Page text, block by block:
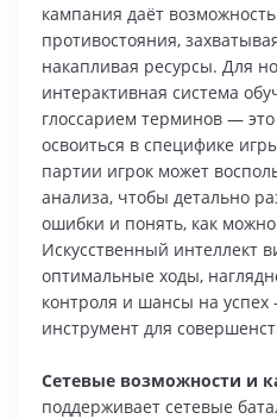
кампания даёт
противостояния,
накапливая ресурсы. Для
интерактивная система
глоссарием терминов —
освоиться в специфике
партии игрок может
анализа, чтобы детально
ошибки и понять, как
Искусственный интеллект
оптимальные ходы,
контроля и шансы на
инструмент для
Сетевые возможности и
поддерживает сетевые